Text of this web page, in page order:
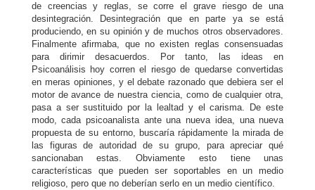
de creencias y reglas, se corre el grave riesgo de una
desintegración. Desintegración que en parte ya se está
produciendo, en su opinión y de muchos otros observadores.
Finalmente afirmaba, que no existen reglas consensuadas
para dirimir desacuerdos. Por tanto, las ideas en
Psicoanálisis hoy corren el riesgo de quedarse convertidas
en meras opiniones, y el debate razonado que debiera ser el
motor de avance de nuestra ciencia, como de cualquier otra,
pasa a ser sustituido por la lealtad y el carisma. De este
modo, cada psicoanalista ante una nueva idea, una nueva
propuesta de su entorno, buscaría rápidamente la mirada de
las figuras de autoridad de su grupo, para apreciar qué
sancionaban estas. Obviamente esto tiene unas
características que pueden ser soportables en un medio
religioso, pero que no deberían serlo en un medio científico.